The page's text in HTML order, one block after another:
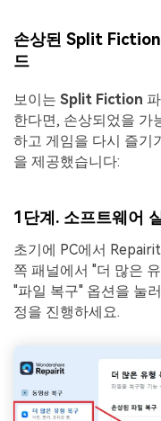
손상된 Split Fiction
드
보이는 Split Fiction
한다면, 손상되었을 가
하고 게임을 다시 즐기
을 제공했습니다:
1단계. 소프트웨어
초기에 PC에서
쪽 패널에서 "더 많은
"파일 복구" 옵션을 눌
정을 진행하세요.